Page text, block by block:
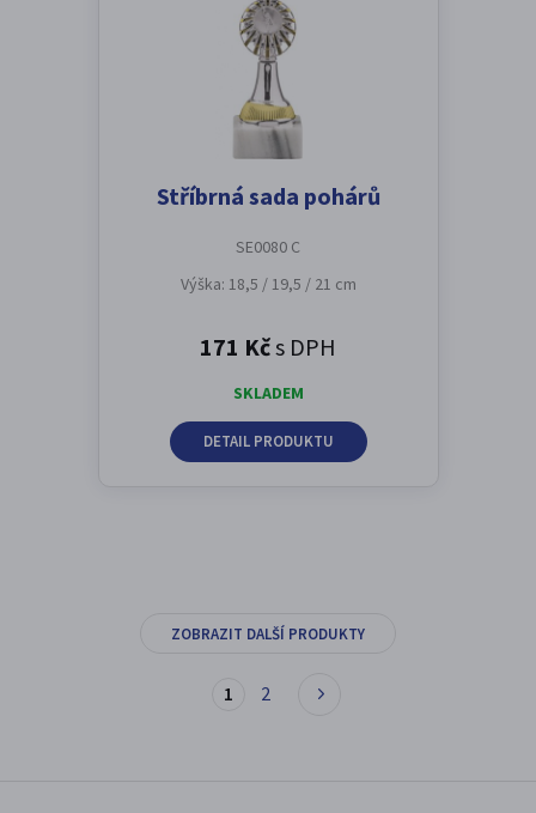
Stříbrná sada pohárů
SE0080 C
Výška: 18,5 / 19,5 / 21 cm
171 Kčs DPH
SKLADEM
DETAIL PRODUKTU
ZOBRAZIT DALŠÍ PRODUKTY
1 2